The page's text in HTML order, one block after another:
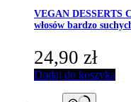
VEGAN DESSERTS
włosów bardzo
24,90 zł
Dodaj do koszyka